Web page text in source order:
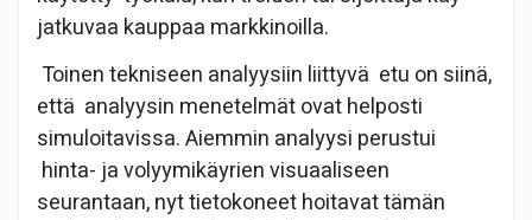
jatkuvaa kauppaa markkinoilla.
Toinen tekniseen analyysiin liittyvä etu on siinä,
että analyysin menetelmät ovat helposti
simuloitavissa. Aiemmin analyysi perustui
hinta- ja volyymikäyrien visuaaliseen
seurantaan, nyt tietokoneet hoitavat tämän